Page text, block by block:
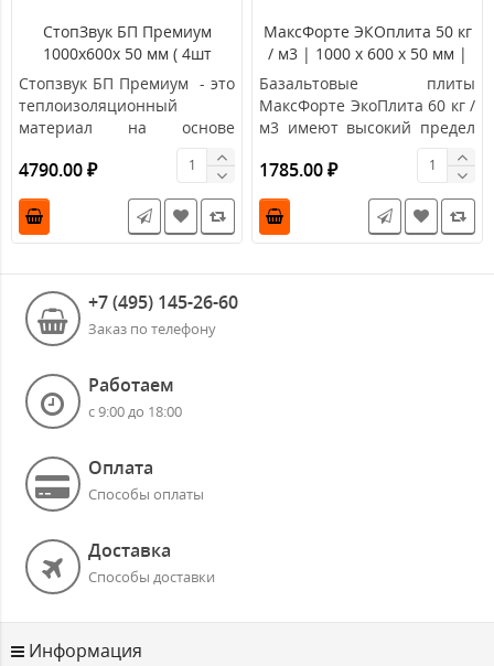
СтопЗвук БП Премиум
1000х600х 50 мм ( 4шт
/2,4м2 )
Стопзвук БП Премиум - это
теплоизоляционный
материал на основе
базальтового волокна,
изго..
4790.00 ₽
МаксФорте ЭКОплита 50 кг
/ м3 | 1000 х 600 х 50 мм |
Базальтовые плиты
МаксФорте ЭкоПлита 60 кг /
м3 имеют высокий предел
огнестойкости и могут..
1785.00 ₽
+7 (495) 145-26-60
Заказ по телефону
Работаем
с 9:00 до 18:00
Оплата
Способы оплаты
Доставка
Способы доставки
Информация